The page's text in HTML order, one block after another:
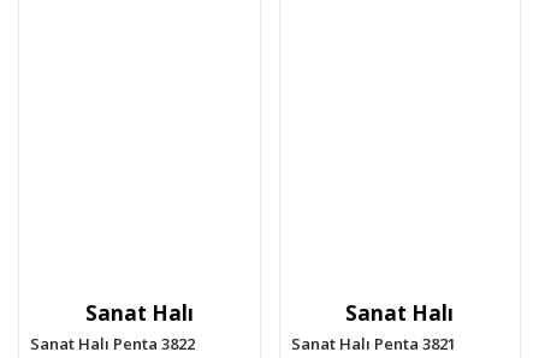
Sanat Halı
Sanat Halı Penta 3822
Sanat Halı
Sanat Halı Penta 3821